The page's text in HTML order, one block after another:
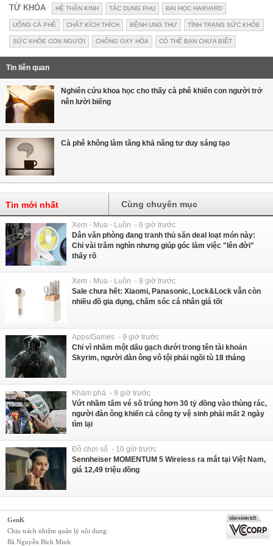
TỪ KHÓA HỆ THẦN KINH TÁC DỤNG PHỤ ĐẠI HỌC HARVARD
UỐNG CÀ PHÊ CHẤT KÍCH THÍCH BỆNH UNG THƯ TÌNH TRẠNG SỨC KHỎE
SỨC KHỎE CON NGƯỜI CHỐNG OXY HÓA CÓ THỂ BẠN CHƯA BIẾT
Tin liên quan
Nghiên cứu khoa học cho thấy cà phê khiến con người trở
nên lười biếng
Cà phê không làm tăng khả năng tư duy sáng tạo
Tin mới nhất Cùng chuyên mục
Xem - Mua - Luôn - 6 giờ trước
Dân văn phòng đang tranh thủ săn deal loạt món này:
Chỉ vài trăm nghìn nhưng giúp góc làm việc "lên đời"
thấy rõ
Xem - Mua - Luôn - 8 giờ trước
Sale chưa hết: Xiaomi, Panasonic, Lock&Lock vẫn còn
nhiều đồ gia dụng, chăm sóc cá nhân giá tốt
Apps/Games - 9 giờ trước
Chỉ vì nhầm một dấu gạch dưới trong tên tài khoản
Skyrim, người đàn ông vô tội phải ngồi tù 18 tháng
Khám phá - 9 giờ trước
Vứt nhầm tấm vé số trúng hơn 30 tỷ đồng vào thùng rác,
người đàn ông khiến cả công ty vệ sinh phải mất 2 ngày
tìm lại
Đồ chơi số - 10 giờ trước
Sennheiser MOMENTUM 5 Wireless ra mắt tại Việt Nam,
giá 12,49 triệu đồng
GenK
Chịu trách nhiệm quản lý nội dung:
Bà Nguyễn Bích Minh